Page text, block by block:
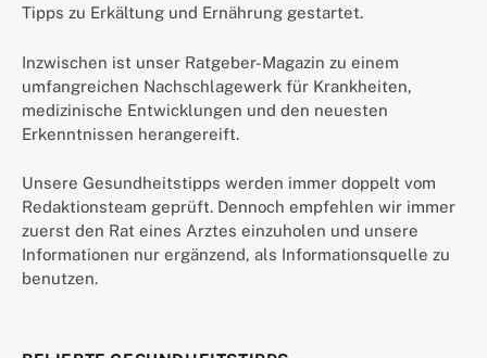
Tipps zu Erkältung und Ernährung gestartet.
Inzwischen ist unser Ratgeber-Magazin zu einem
umfangreichen Nachschlagewerk für Krankheiten,
medizinische Entwicklungen und den neuesten
Erkenntnissen herangereift.
Unsere Gesundheitstipps werden immer doppelt vom
Redaktionsteam geprüft. Dennoch empfehlen wir immer
zuerst den Rat eines Arztes einzuholen und unsere
Informationen nur ergänzend, als Informationsquelle zu
benutzen.